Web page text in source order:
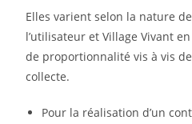
Elles varient selon la nature
l’utilisateur et Village Vivant
de proportionnalité vis à vis
collecte.
Pour la réalisation d’un